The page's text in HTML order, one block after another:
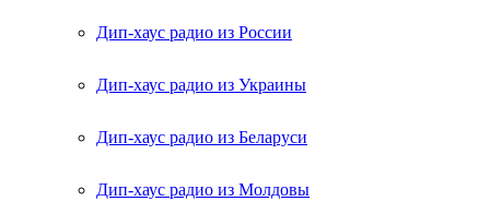
Дип-хаус радио из России
Дип-хаус радио из Украины
Дип-хаус радио из Беларуси
Дип-хаус радио из Молдовы